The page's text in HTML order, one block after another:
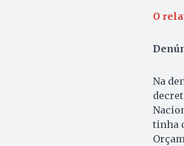
O
Na
tinha